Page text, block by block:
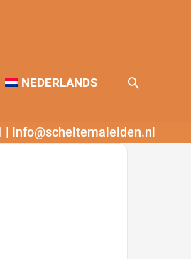
NEDERLANDS Zoeken
| info@scheltemaleiden.nl